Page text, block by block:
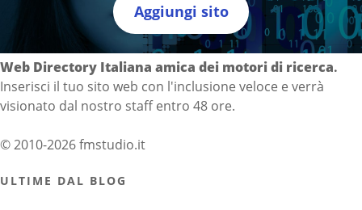
Aggiungi sito
Directory Italia
Web Directory Italiana amica dei motori di ricerca.
Inserisci il tuo sito web con l'inclusione veloce e verrà
visionato dal nostro staff entro 48 ore.
© 2010-2026 fmstudio.it
ULTIME DAL BLOG